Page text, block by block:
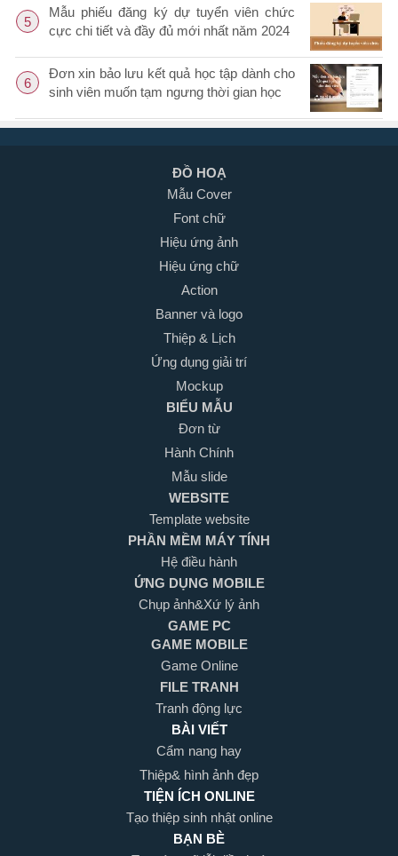
5
Mẫu phiếu đăng ký dự tuyển viên chức
cực chi tiết và đầy đủ mới nhất năm 2024
6
Đơn xin bảo lưu kết quả học tập dành cho
sinh viên muốn tạm ngưng thời gian học
ĐỒ HOẠ
Mẫu Cover
Font chữ
Hiệu ứng ảnh
Hiệu ứng chữ
Action
Banner và logo
Thiệp & Lịch
Ứng dụng giải trí
Mockup
BIỂU MẪU
Đơn từ
Hành Chính
Mẫu slide
WEBSITE
Template website
PHẦN MỀM MÁY TÍNH
Hệ điều hành
ỨNG DỤNG MOBILE
Chụp ảnh&Xứ lý ảnh
GAME PC
GAME MOBILE
Game Online
FILE TRANH
Tranh động lực
BÀI VIẾT
Cẩm nang hay
Thiệp& hình ảnh đẹp
TIỆN ÍCH ONLINE
Tạo thiệp sinh nhật online
BẠN BÈ